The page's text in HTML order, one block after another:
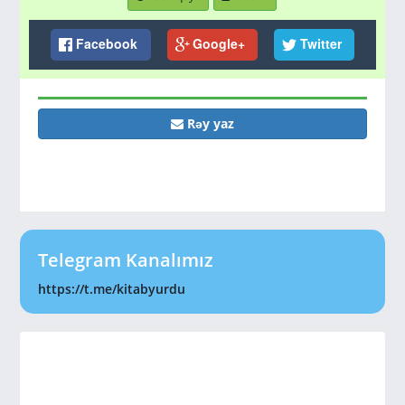
Facebook Google+ Twitter
Rəy yaz
Telegram Kanalımız
https://t.me/kitabyurdu